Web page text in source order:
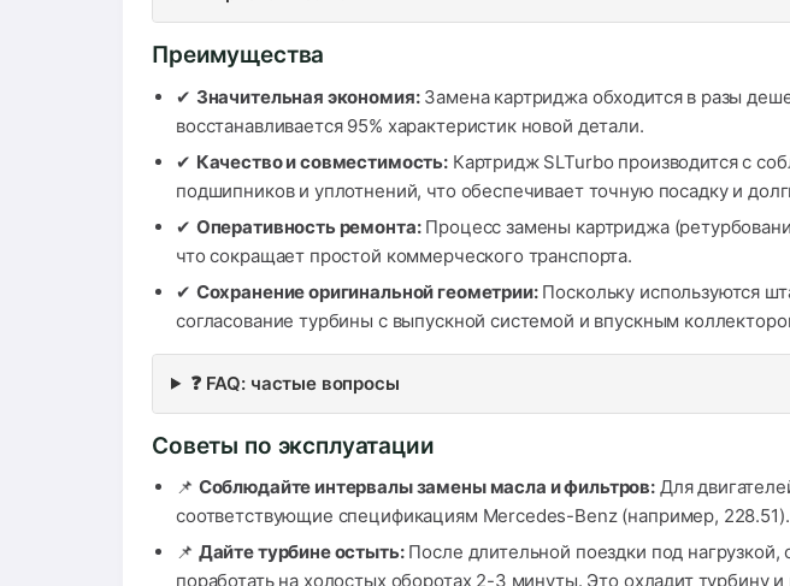
Преимущества
✔ Значительная экономия:Замена картриджа обходится в разы
восстанавливается 95% характеристик новой детали.
✔ Качество и совместимость:Картридж SLTurbo производится с
подшипников и уплотнений, что обеспечивает точную посадку и
✔ Оперативность ремонта:Процесс замены картриджа
что сокращает простой коммерческого транспорта.
✔ Сохранение оригинальной геометрии:Поскольку используются
согласование турбины с выпускной системой и впускным
❓ FAQ: частые вопросы
Советы по эксплуатации
📌 Соблюдайте интервалы замены масла и фильтров:Для
соответствующие спецификациям Mercedes-Benz (например, 228.51).
📌 Дайте турбине остыть:После длительной поездки под нагрузкой,
поработать на холостых оборотах 2-3 минуты. Это охладит турбину